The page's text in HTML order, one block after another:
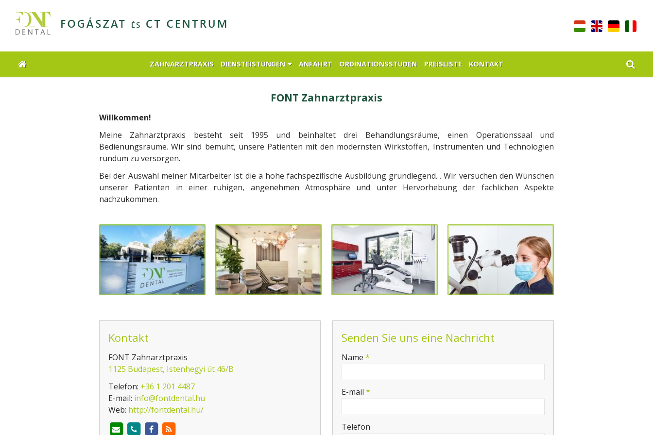
ZAHNARZTPRAXIS DIENSTEISTUNGEN ANFAHRT ORDINATIONSSTUDEN PREISLISTE KONTAKT
FONT Zahnarztpraxis
Willkommen!
Meine Zahnarztpraxis besteht seit 1995 und beinhaltet drei Behandlungsräume, einen Operationssaal und
Bedienungsräume. Wir sind bemüht, unsere Patienten mit den modernsten Wirkstoffen, Instrumenten und Technologien
rundum zu versorgen.
Bei der Auswahl meiner Mitarbeiter ist die a hohe fachspezifische Ausbildung grundlegend. . Wir versuchen den Wünschen
unserer Patienten in einer ruhigen, angenehmen Atmosphäre und unter Hervorhebung der fachlichen Aspekte
nachzukommen.
Kontakt
FONT Zahnarztpraxis
1125 Budapest, Istenhegyi út 46/B
Telefon: +36 1 201 4487
E-mail: info@fontdental.hu
Web: http://fontdental.hu/
Senden Sie uns eine Nachricht
Name *
E-mail *
Telefon